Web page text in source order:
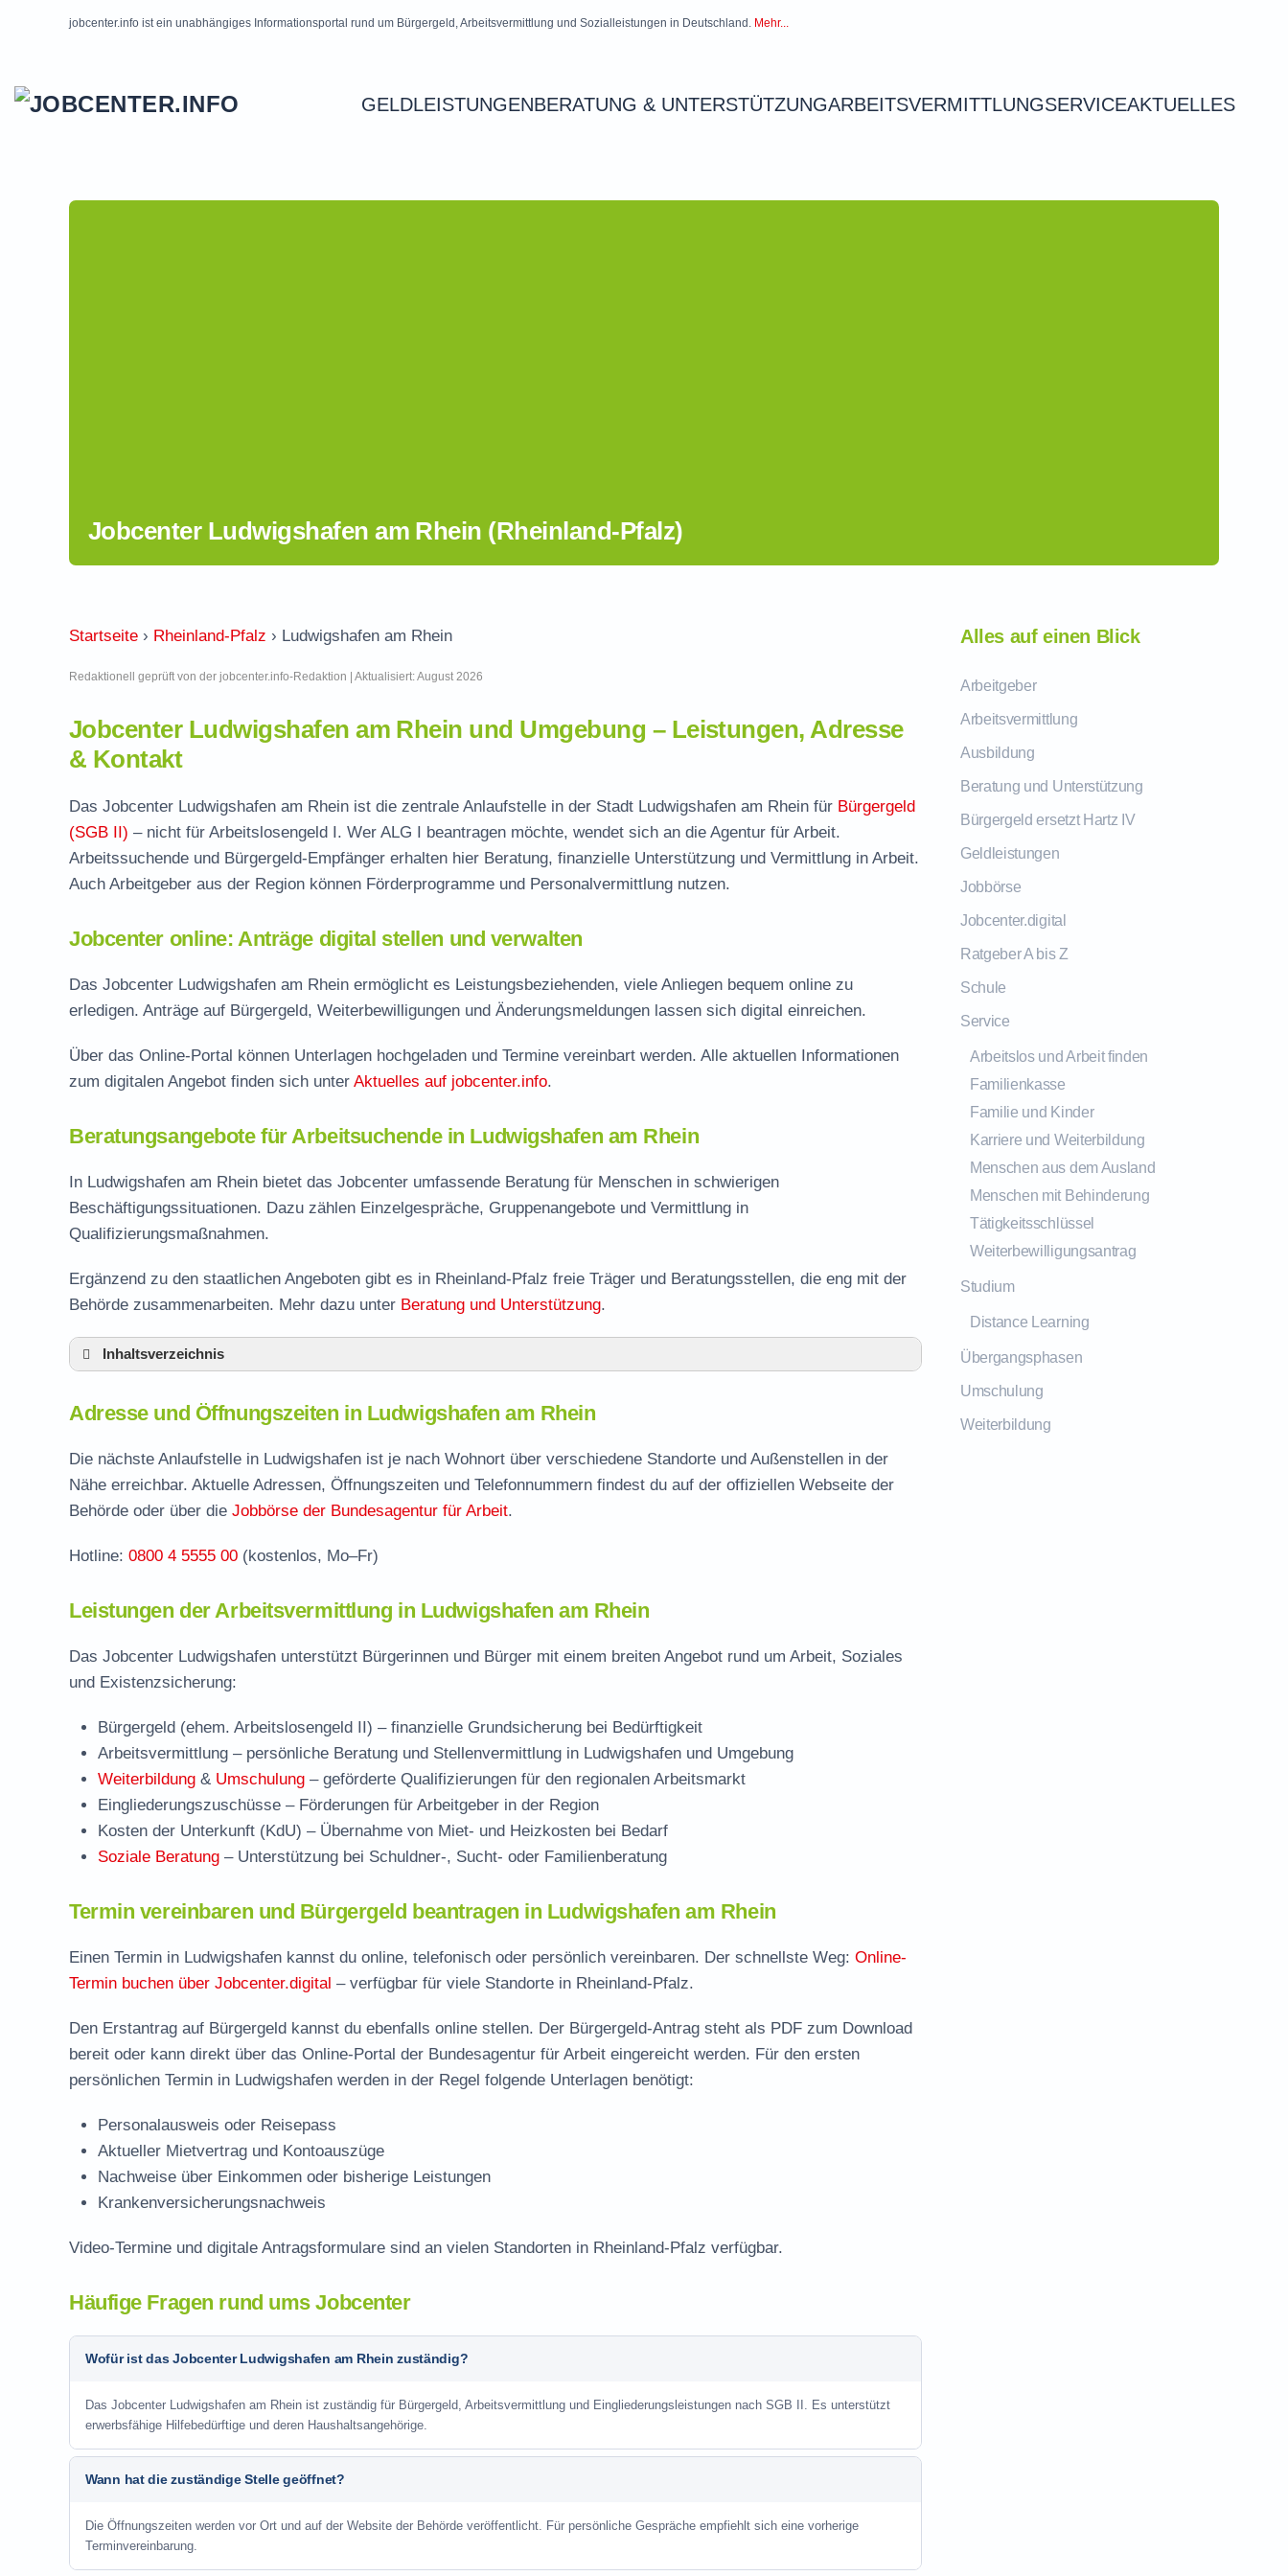
jobcenter.info ist ein unabhängiges Informationsportal rund um Bürgergeld, Arbeitsvermittlung und Sozialleistungen in Deutschland. Mehr...
GELDLEISTUNGENBERATUNG & UNTERSTÜTZUNGARBEITSVERMITTLUNGSERVICEAKTUELLES
Jobcenter Ludwigshafen am Rhein (Rheinland-Pfalz)
Startseite › Rheinland-Pfalz › Ludwigshafen am Rhein
Redaktionell geprüft von der jobcenter.info-Redaktion | Aktualisiert: August 2026
Jobcenter Ludwigshafen am Rhein und Umgebung – Leistungen, Adresse
& Kontakt
Das Jobcenter Ludwigshafen am Rhein ist die zentrale Anlaufstelle in der Stadt Ludwigshafen am Rhein für Bürgergeld
(SGB II) – nicht für Arbeitslosengeld I. Wer ALG I beantragen möchte, wendet sich an die Agentur für Arbeit.
Arbeitssuchende und Bürgergeld-Empfänger erhalten hier Beratung, finanzielle Unterstützung und Vermittlung in Arbeit.
Auch Arbeitgeber aus der Region können Förderprogramme und Personalvermittlung nutzen.
Jobcenter online: Anträge digital stellen und verwalten
Das Jobcenter Ludwigshafen am Rhein ermöglicht es Leistungsbeziehenden, viele Anliegen bequem online zu
erledigen. Anträge auf Bürgergeld, Weiterbewilligungen und Änderungsmeldungen lassen sich digital einreichen.
Über das Online-Portal können Unterlagen hochgeladen und Termine vereinbart werden. Alle aktuellen Informationen
zum digitalen Angebot finden sich unter Aktuelles auf jobcenter.info.
Beratungsangebote für Arbeitsuchende in Ludwigshafen am Rhein
In Ludwigshafen am Rhein bietet das Jobcenter umfassende Beratung für Menschen in schwierigen
Beschäftigungssituationen. Dazu zählen Einzelgespräche, Gruppenangebote und Vermittlung in
Qualifizierungsmaßnahmen.
Ergänzend zu den staatlichen Angeboten gibt es in Rheinland-Pfalz freie Träger und Beratungsstellen, die eng mit der
Behörde zusammenarbeiten. Mehr dazu unter Beratung und Unterstützung.
Inhaltsverzeichnis
Leistungen der Arbeitsvermittlung in Ludwigshafen
Termin vereinbaren und Bürgergeld beantragen
Stellenangebote und Jobbörse in Ludwigshafen
Formulare und Anträge beim Jobcenter Ludwigshafen
Häufige Fragen rund ums Jobcenter
Adresse und Öffnungszeiten in Ludwigshafen am Rhein
Die nächste Anlaufstelle in Ludwigshafen ist je nach Wohnort über verschiedene Standorte und Außenstellen in der
Nähe erreichbar. Aktuelle Adressen, Öffnungszeiten und Telefonnummern findest du auf der offiziellen Webseite der
Behörde oder über die Jobbörse der Bundesagentur für Arbeit.
Hotline: 0800 4 5555 00 (kostenlos, Mo–Fr)
Leistungen der Arbeitsvermittlung in Ludwigshafen am Rhein
Das Jobcenter Ludwigshafen unterstützt Bürgerinnen und Bürger mit einem breiten Angebot rund um Arbeit, Soziales
und Existenzsicherung:
Bürgergeld (ehem. Arbeitslosengeld II) – finanzielle Grundsicherung bei Bedürftigkeit
Arbeitsvermittlung – persönliche Beratung und Stellenvermittlung in Ludwigshafen und Umgebung
Weiterbildung & Umschulung – geförderte Qualifizierungen für den regionalen Arbeitsmarkt
Eingliederungszuschüsse – Förderungen für Arbeitgeber in der Region
Kosten der Unterkunft (KdU) – Übernahme von Miet- und Heizkosten bei Bedarf
Soziale Beratung – Unterstützung bei Schuldner-, Sucht- oder Familienberatung
Termin vereinbaren und Bürgergeld beantragen in Ludwigshafen am Rhein
Einen Termin in Ludwigshafen kannst du online, telefonisch oder persönlich vereinbaren. Der schnellste Weg: Online-
Termin buchen über Jobcenter.digital – verfügbar für viele Standorte in Rheinland-Pfalz.
Den Erstantrag auf Bürgergeld kannst du ebenfalls online stellen. Der Bürgergeld-Antrag steht als PDF zum Download
bereit oder kann direkt über das Online-Portal der Bundesagentur für Arbeit eingereicht werden. Für den ersten
persönlichen Termin in Ludwigshafen werden in der Regel folgende Unterlagen benötigt:
Personalausweis oder Reisepass
Aktueller Mietvertrag und Kontoauszüge
Nachweise über Einkommen oder bisherige Leistungen
Krankenversicherungsnachweis
Video-Termine und digitale Antragsformulare sind an vielen Standorten in Rheinland-Pfalz verfügbar.
Häufige Fragen rund ums Jobcenter
Wofür ist das Jobcenter Ludwigshafen am Rhein zuständig?
Das Jobcenter Ludwigshafen am Rhein ist zuständig für Bürgergeld, Arbeitsvermittlung und Eingliederungsleistungen nach SGB II. Es unterstützt
erwerbsfähige Hilfebedürftige und deren Haushaltsangehörige.
Wann hat die zuständige Stelle geöffnet?
Die Öffnungszeiten werden vor Ort und auf der Website der Behörde veröffentlicht. Für persönliche Gespräche empfiehlt sich eine vorherige
Terminvereinbarung.
Alles auf einen Blick
Arbeitgeber
Arbeitsvermittlung
Ausbildung
Beratung und Unterstützung
Bürgergeld ersetzt Hartz IV
Geldleistungen
Jobbörse
Jobcenter.digital
Ratgeber A bis Z
Schule
Service
Arbeitslos und Arbeit finden
Familienkasse
Familie und Kinder
Karriere und Weiterbildung
Menschen aus dem Ausland
Menschen mit Behinderung
Tätigkeitsschlüssel
Weiterbewilligungsantrag
Studium
Distance Learning
Übergangsphasen
Umschulung
Weiterbildung